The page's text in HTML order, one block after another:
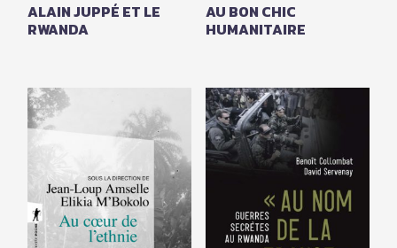
ALAIN JUPPÉ ET LE
RWANDA
AU BON CHIC
HUMANITAIRE